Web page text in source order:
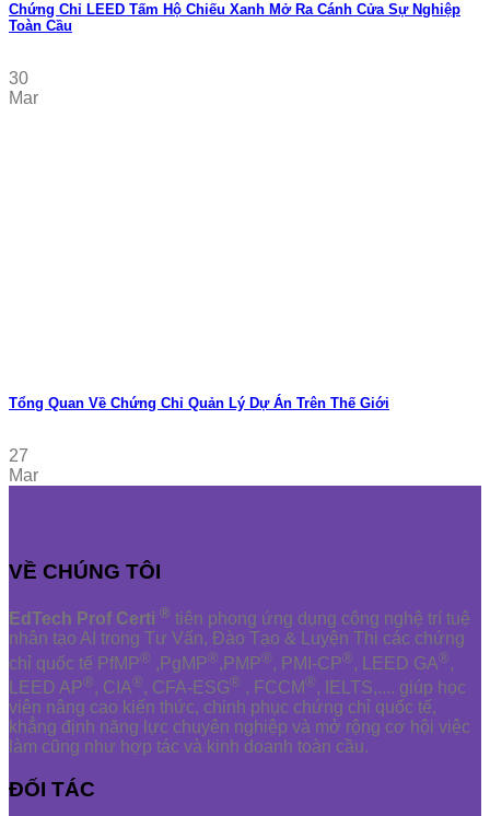
Chứng Chỉ LEED Tấm Hộ Chiếu Xanh Mở Ra Cánh Cửa Sự Nghiệp
Toàn Cầu
30
Mar
Tổng Quan Về Chứng Chỉ Quản Lý Dự Án Trên Thế Giới
27
Mar
VỀ CHÚNG TÔI
EdTech Prof Certi ® tiên phong ứng dụng công nghệ trí tuệ
nhân tạo AI trong Tư Vấn, Đào Tạo & Luyện Thi các chứng
chỉ quốc tế PfMP® ,PgMP®,PMP®, PMI-CP®, LEED GA®,
LEED AP®, CIA®, CFA-ESG® , FCCM®, IELTS,.... giúp học
viên nâng cao kiến thức, chinh phục chứng chỉ quốc tế,
khẳng định năng lực chuyên nghiệp và mở rộng cơ hội việc
làm cũng như hợp tác và kinh doanh toàn cầu.
ĐỐI TÁC